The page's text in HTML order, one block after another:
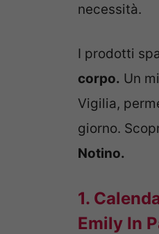
necessità.
I prodotti
corpo. Un
Vigilia,
giorno.
Notino.
1.
Emily In